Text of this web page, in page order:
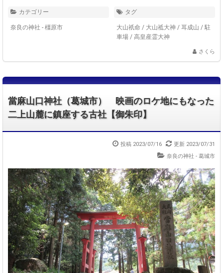
カテゴリー
奈良の神社 - 橿原市
タグ
大山祇命 / 大山祗大神 / 耳成山 / 駐
車場 / 高皇産霊大神
さくら
當麻山口神社（葛城市） 映画のロケ地にもなった
二上山麓に鎮座する古社【御朱印】
投稿 2023/07/16
更新 2023/07/31
奈良の神社 - 葛城市